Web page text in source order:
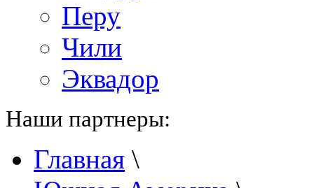
Перу
Чили
Эквадор
Наши партнеры:
Главная \